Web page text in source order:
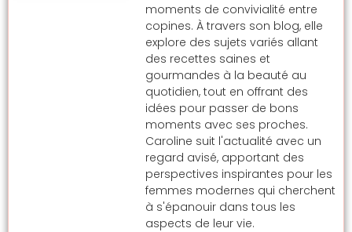
moments de convivialité entre
copines. À travers son blog, elle
explore des sujets variés allant
des recettes saines et
gourmandes à la beauté au
quotidien, tout en offrant des
idées pour passer de bons
moments avec ses proches.
Caroline suit l'actualité avec un
regard avisé, apportant des
perspectives inspirantes pour les
femmes modernes qui cherchent
à s'épanouir dans tous les
aspects de leur vie.